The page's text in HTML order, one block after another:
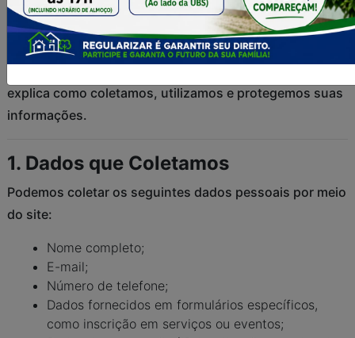
A [Prefeitura de Nome da Cidade] respeita sua
privacidade e está comprometida em proteger os dados
explica como coletamos, utilizamos e protegemos suas
informações.
1. Dados que Coletamos
Podemos coletar os seguintes dados pessoais por meio
do site:
Nome completo;
E-mail;
Número de telefone;
Dados fornecidos em formulários específicos,
como inscrição em serviços ou eventos;